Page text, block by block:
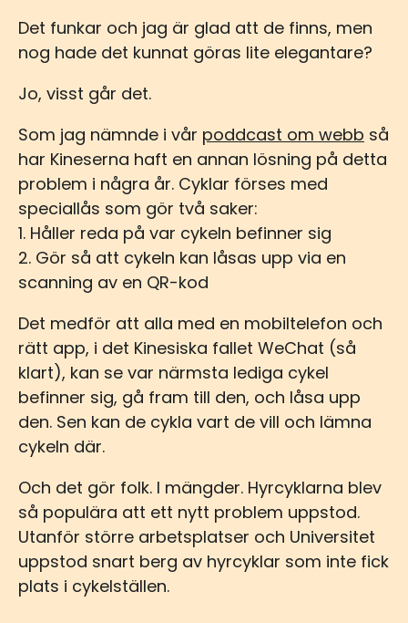
Det funkar och jag är glad att de finns, men
nog hade det kunnat göras lite elegantare?
Jo, visst går det.
Som jag nämnde i vår poddcast om webb så
har Kineserna haft en annan lösning på detta
problem i några år. Cyklar förses med
speciallås som gör två saker:
1. Håller reda på var cykeln befinner sig
2. Gör så att cykeln kan låsas upp via en
scanning av en QR-kod
Det medför att alla med en mobiltelefon och
rätt app, i det Kinesiska fallet WeChat (så
klart), kan se var närmsta lediga cykel
befinner sig, gå fram till den, och låsa upp
den. Sen kan de cykla vart de vill och lämna
cykeln där.
Och det gör folk. I mängder. Hyrcyklarna blev
så populära att ett nytt problem uppstod.
Utanför större arbetsplatser och Universitet
uppstod snart berg av hyrcyklar som inte fick
plats i cykelställen.